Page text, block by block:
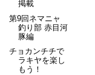
掲載
第9回ネマニャ
釣り部 赤目河
豚編
チョカンチチで
ラキヤを楽し
もう！